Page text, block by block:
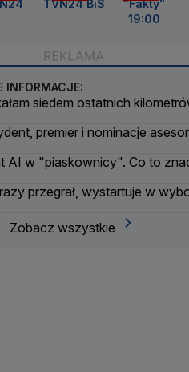
TVN24 BiS
"Fakty"
19:00
INFORMACJE:
siedem ostatnich
premier i nominacje
AI w "piaskownicy". Co to
przegrał, wystartuje w
Zobacz wszystkie